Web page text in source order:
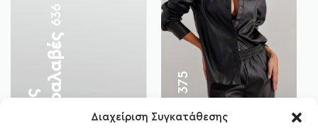
Διαχείριση Συγκατάθεσης
Ν
έ
ε
ς
Π
α
ρ
α
λ
α
β
έ
ς
636
Σετ
375